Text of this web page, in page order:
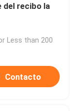
del recibo la
Less than 200
Contacto